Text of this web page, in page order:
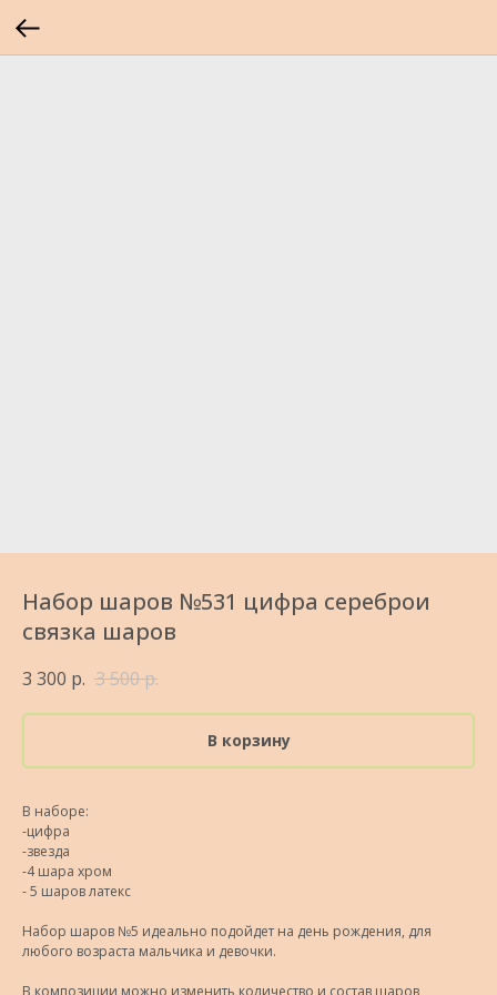
Набор шаров №531 цифра сереброи
связка шаров
3 300 р. 3 500р.
В корзину
В наборе:
-цифра
-звезда
-4 шара хром
- 5 шаров латекс
Набор шаров №5 идеально подойдет на день рождения, для
любого возраста мальчика и девочки.